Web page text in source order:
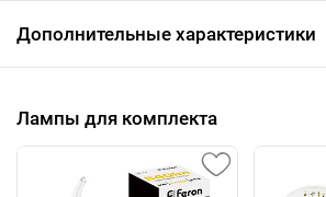
Дополнительные характеристики
Лампы для комплекта